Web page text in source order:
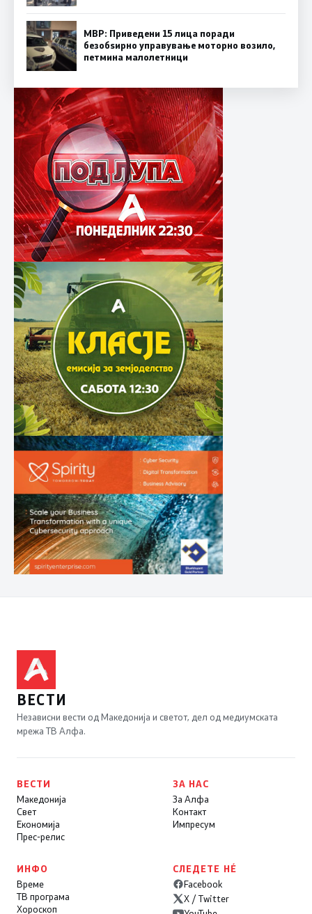
МВР: Приведени 15 лица поради
безобѕирно управување моторно возило,
петмина малолетници
ВЕСТИ
Независни вести од Македонија и светот, дел од медиумската
мрежа ТВ Алфа.
ВЕСТИ
Македонија
Свет
Економија
Прес-релис
ЗА НАС
За Алфа
Контакт
Импресум
ИНФО
Време
ТВ програма
Хороскоп
СЛЕДЕТЕ НÉ
Facebook
X / Twitter